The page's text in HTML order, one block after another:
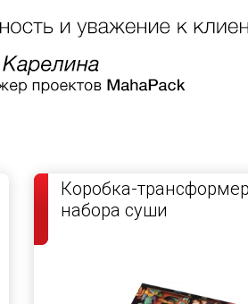
Коробка-
набора суши